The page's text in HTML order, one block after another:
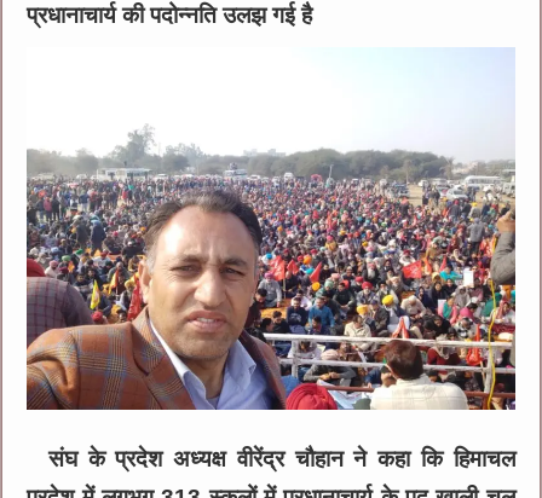
प्रधानाचार्य की पदोन्नति उलझ गई है
संघ के प्रदेश अध्यक्ष वीरेंद्र चौहान ने कहा कि हिमाचल